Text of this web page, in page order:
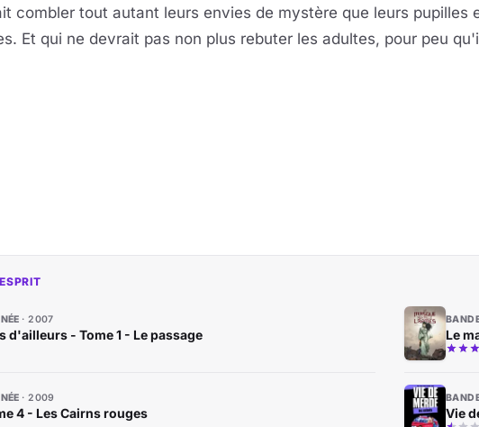
combler tout autant leurs envies de mystère que leurs pupilles
Et qui ne devrait pas non plus rebuter les adultes, pour peu
2007
d'ailleurs - Tome 1 - Le passage Le
2009
4 - Les Cairns rouges Vie